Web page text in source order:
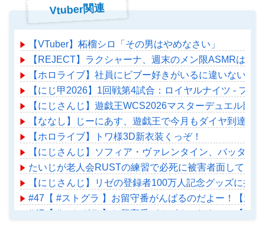
Vtuber関連
【VTuber】柘榴シロ「その男はやめなさい」
【REJECT】ラクシャーナ、週末のメン限ASMRはこ
【ホロライブ】社員にビブー好きがいるに違いない（
【にじ甲2026】1回戦第4試合：ロイヤルナイツ - フ
【にじさんじ】遊戯王WCS2026マスターデュエル部
【ななし】じーにあす、遊戯王で今月もダイヤ到達
【ホロライブ】トワ様3D新衣装くっぞ！
【にじさんじ】ソフィア・ヴァレンタイン、バッター
たいじが老人会RUSTの練習で必死に被害者面してた
【にじさんじ】リゼの登録者100万人記念グッズに折
#47【 #ストグラ 】お留守番がんばるのだよー！【遠
#47【 #ストグラ 】お留守番がんばるのだよー！【遠